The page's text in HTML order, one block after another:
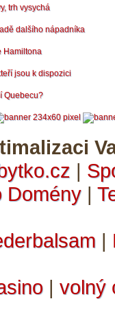
trh vysychá
dalšího nápadníka
Hamiltona
jsou k dispozici
Quebecu?
|
Domény|
|
| volný